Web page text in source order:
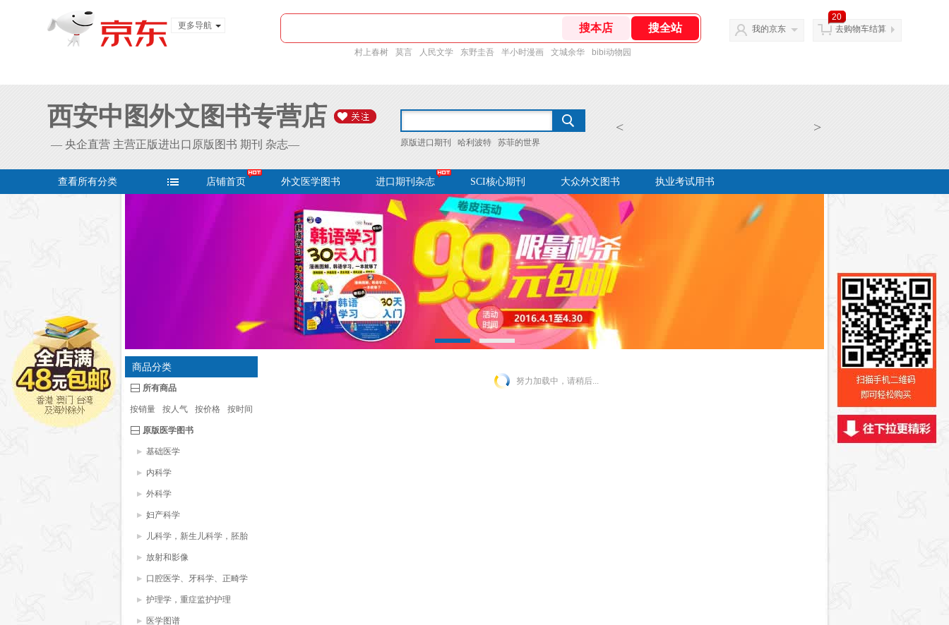
更多导航
村上春树 莫言 人民文学 东野圭吾 半小时漫画 文城余华 bibi动物园
我的京东
20
去购物车结算
西安中图外文图书专营店
— 央企直营 主营正版进出口原版图书 期刊 杂志—
< >
原版进口期刊 哈利波特 苏菲的世界
查看所有分类 店铺首页 外文医学图书 进口期刊杂志 SCI核心期刊 大众外文图书 执业考试用书
商品分类
所有商品
按销量 按人气 按价格 按时间
原版医学图书
基础医学
内科学
外科学
妇产科学
儿科学，新生儿科学，胚胎
学
放射和影像
口腔医学、牙科学、正畸学
护理学，重症监护护理
医学图谱
努力加载中，请稍后...